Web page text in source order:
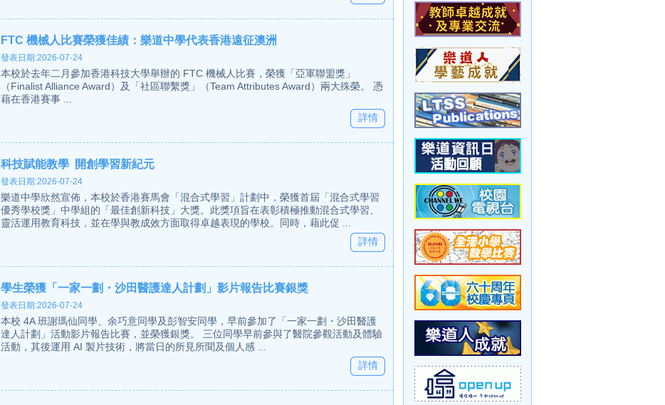
FTC 機械人比賽榮獲佳績：樂道中學代表香港遠征澳洲
發表日期:2026-07-24
本校於去年二月參加香港科技大學舉辦的 FTC 機械人比賽，榮獲「亞軍聯盟獎」
（Finalist Alliance Award）及「社區聯繫獎」（Team Attributes Award）兩大殊榮。 憑
藉在香港賽事 ...
詳情
科技賦能教學 開創學習新紀元
發表日期:2026-07-24
樂道中學欣然宣佈，本校於香港賽馬會「混合式學習」計劃中，榮獲首屆「混合式學習
優秀學校獎」中學組的「最佳創新科技」大獎。此獎項旨在表彰積極推動混合式學習、
靈活運用教育科技，並在學與教成效方面取得卓越表現的學校。同時，藉此促 ...
詳情
學生榮獲「一家一劃・沙田醫護達人計劃」影片報告比賽銀獎
發表日期:2026-07-24
本校 4A 班謝瑪仙同學、余巧意同學及彭智安同學，早前參加了「一家一劃・沙田醫護
達人計劃」活動影片報告比賽，並榮獲銀獎。 三位同學早前參與了醫院參觀活動及體驗
活動，其後運用 AI 製片技術，將當日的所見所聞及個人感 ...
詳情